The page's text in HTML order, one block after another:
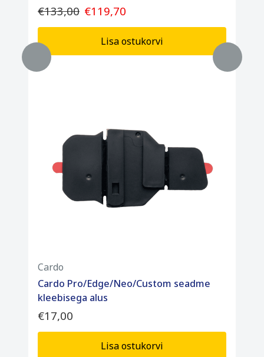
€133,00 €119,70
Lisa ostukorvi
Cardo
Cardo Pro/Edge/Neo/Custom seadme
kleebisega alus
€17,00
Lisa ostukorvi